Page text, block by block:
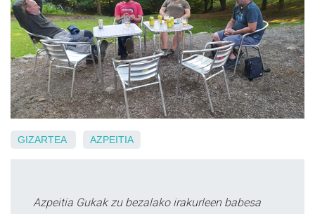
GIZARTEA AZPEITIA
Azpeitia Gukak zu bezalako irakurleen babesa